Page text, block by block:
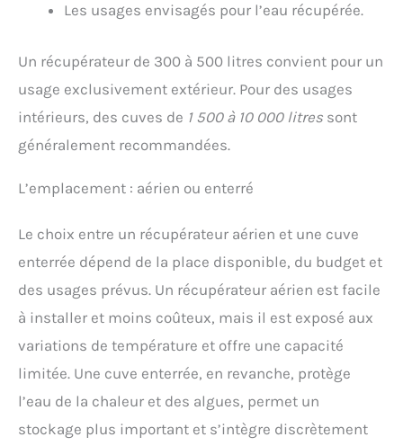
Les usages envisagés pour l’eau récupérée.
Un récupérateur de 300 à 500 litres convient pour un
usage exclusivement extérieur. Pour des usages
intérieurs, des cuves de 1 500 à 10 000 litres sont
généralement recommandées.
L’emplacement : aérien ou enterré
Le choix entre un récupérateur aérien et une cuve
enterrée dépend de la place disponible, du budget et
des usages prévus. Un récupérateur aérien est facile
à installer et moins coûteux, mais il est exposé aux
variations de température et offre une capacité
limitée. Une cuve enterrée, en revanche, protège
l’eau de la chaleur et des algues, permet un
stockage plus important et s’intègre discrètement